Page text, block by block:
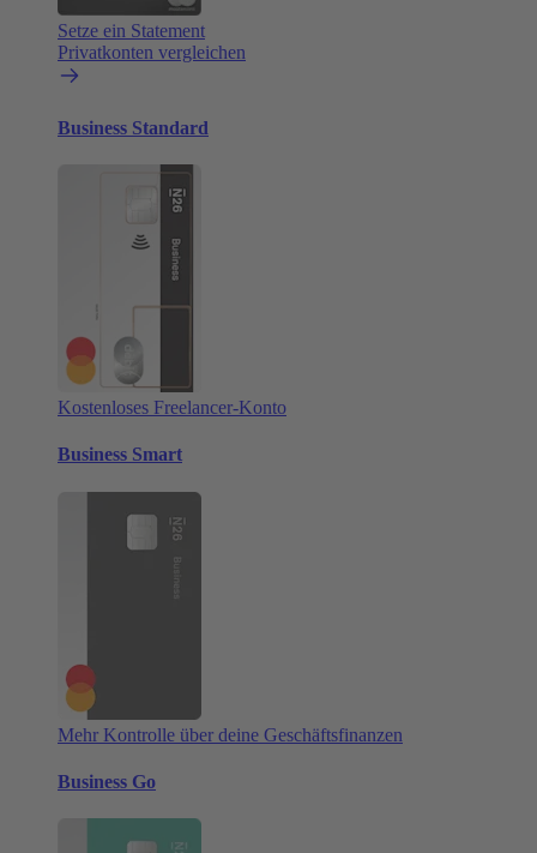
Setze ein Statement
Privatkonten vergleichen
Business Standard
Kostenloses Freelancer-Konto
Business Smart
Mehr Kontrolle über deine Geschäftsfinanzen
Business Go